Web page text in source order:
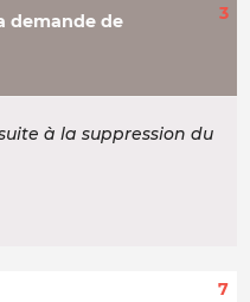
demande de
3
à la suppression du
7